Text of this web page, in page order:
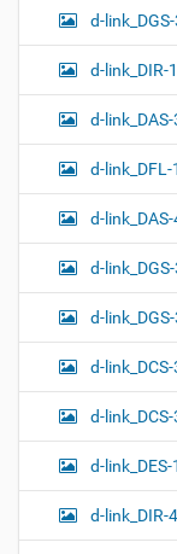
d-
d-
d-
d-
d-
d-
d-
d-
d-
d-
d-link_DIR-